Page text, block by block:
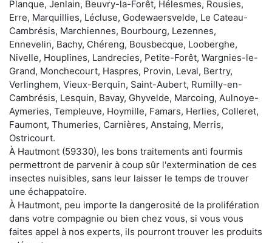
Planque, Jenlain, Beuvry-la-Forêt, Hélesmes, Rousies,
Erre, Marquillies, Lécluse, Godewaersvelde, Le Cateau-
Cambrésis, Marchiennes, Bourbourg, Lezennes,
Ennevelin, Bachy, Chéreng, Bousbecque, Looberghe,
Nivelle, Houplines, Landrecies, Petite-Forêt, Wargnies-le-
Grand, Monchecourt, Haspres, Provin, Leval, Bertry,
Verlinghem, Vieux-Berquin, Saint-Aubert, Rumilly-en-
Cambrésis, Lesquin, Bavay, Ghyvelde, Marcoing, Aulnoye-
Aymeries, Templeuve, Hoymille, Famars, Herlies, Colleret,
Faumont, Thumeries, Carnières, Anstaing, Merris,
Ostricourt.
À Hautmont (59330), les bons traitements anti fourmis
permettront de parvenir à coup sûr l'extermination de ces
insectes nuisibles, sans leur laisser le temps de trouver
une échappatoire.
À Hautmont, peu importe la dangerosité de la prolifération
dans votre compagnie ou bien chez vous, si vous vous
faites appel à nos experts, ils pourront trouver les produits